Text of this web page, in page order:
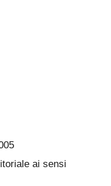
ai sensi